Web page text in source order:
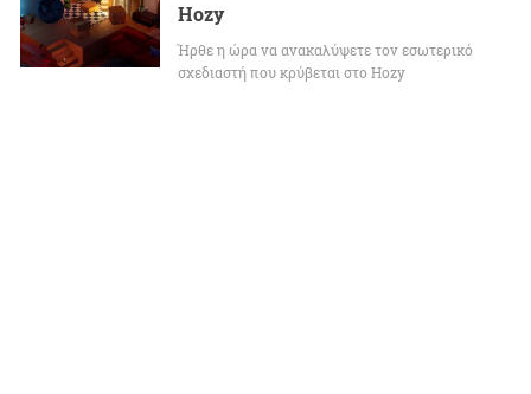
Hozy
Ήρθε η ώρα να ανακαλύψετε τον εσωτερικό
σχεδιαστή που κρύβεται στο Hozy